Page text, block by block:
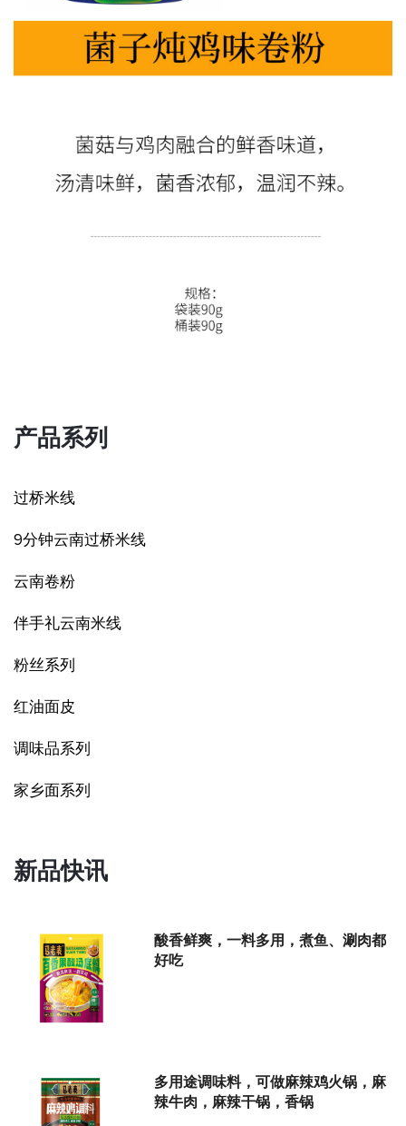
产品系列
过桥米线
9分钟云南过桥米线
云南卷粉
伴手礼云南米线
粉丝系列
红油面皮
调味品系列
家乡面系列
新品快讯
酸香鲜爽，一料多用，煮鱼、涮肉都
好吃
多用途调味料，可做麻辣鸡火锅，麻
辣牛肉，麻辣干锅，香锅